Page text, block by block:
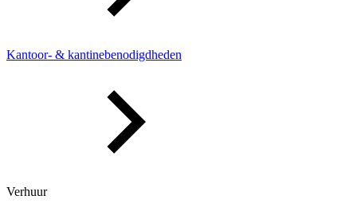
Kantoor- & kantinebenodigdheden
Verhuur